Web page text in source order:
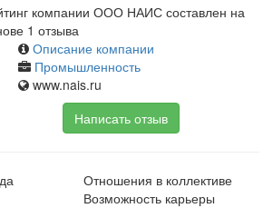
компании ООО НАИС составлен на
1 отзыва
Описание компании
Промышленность
www.nais.ru
Написать отзыв
Отношения в коллективе
Возможность карьеры